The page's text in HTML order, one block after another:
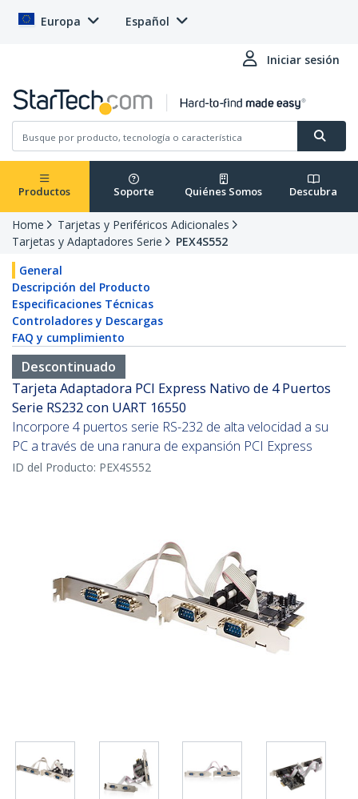
Europa Español
Iniciar sesión
Productos Soporte Quiénes Somos Descubra
Home
Tarjetas y Periféricos Adicionales
Tarjetas y Adaptadores Serie
PEX4S552
General
Descripción del Producto
Especificaciones Técnicas
Controladores y Descargas
FAQ y cumplimiento
Descontinuado
Tarjeta Adaptadora PCI Express Nativo de 4 Puertos
Serie RS232 con UART 16550
Incorpore 4 puertos serie RS-232 de alta velocidad a su
PC a través de una ranura de expansión PCI Express
ID del Producto: PEX4S552